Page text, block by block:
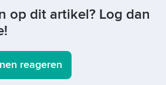
op dit artikel? Log dan
reageren